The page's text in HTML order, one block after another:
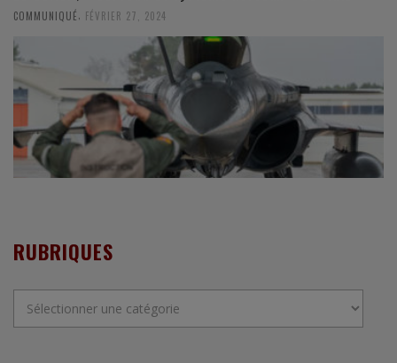
COMMUNIQUÉ, FÉVRIER 27, 2024
RUBRIQUES